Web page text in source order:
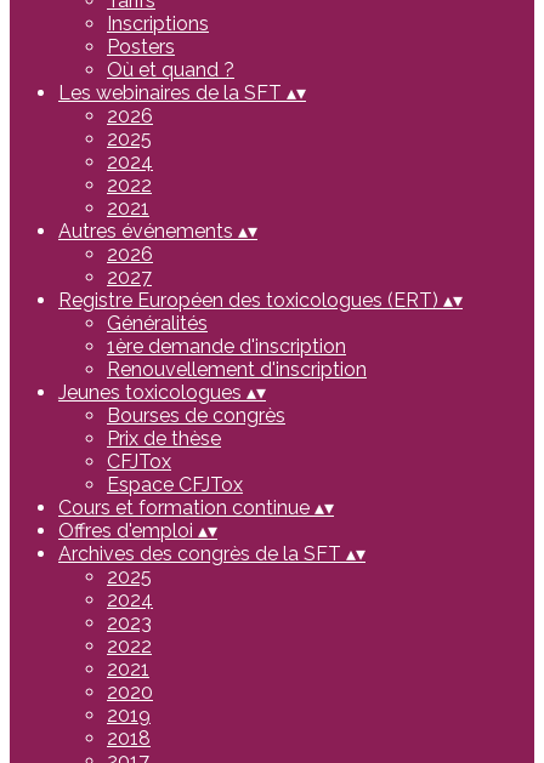
Inscriptions
Posters
Où et quand ?
Les webinaires de la SFT ▴▾
2026
2025
2024
2022
2021
Autres événements ▴▾
2026
2027
Registre Européen des toxicologues (ERT) ▴▾
Généralités
1ère demande d'inscription
Renouvellement d'inscription
Jeunes toxicologues ▴▾
Bourses de congrès
Prix de thèse
CFJTox
Espace CFJTox
Cours et formation continue ▴▾
Offres d'emploi ▴▾
Archives des congrès de la SFT ▴▾
2025
2024
2023
2022
2021
2020
2019
2018